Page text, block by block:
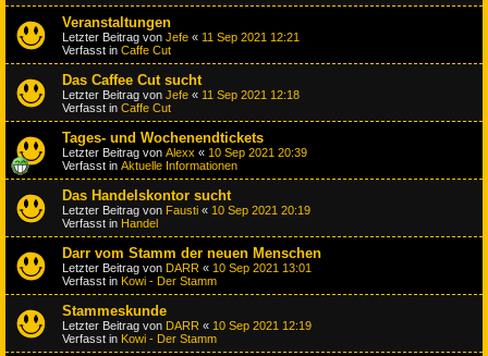
Veranstaltungen
Letzter Beitrag von Jefe « 11 Sep 2021 12:21
Verfasst in Caffe Cut
Das Caffee Cut sucht
Letzter Beitrag von Jefe « 11 Sep 2021 12:18
Verfasst in Caffe Cut
Tages- und Wochenendtickets
Letzter Beitrag von Alexx « 10 Sep 2021 20:39
Verfasst in Aktuelle Informationen
Das Handelskontor sucht
Letzter Beitrag von Fausti « 10 Sep 2021 20:19
Verfasst in Handel
Darr vom Stamm der neuen Menschen
Letzter Beitrag von DARR « 10 Sep 2021 13:01
Verfasst in Kowi - Der Stamm
Stammeskunde
Letzter Beitrag von DARR « 10 Sep 2021 12:19
Verfasst in Kowi - Der Stamm